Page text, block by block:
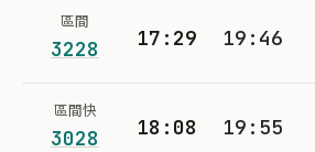
區間
3228 17:29 19:46
區間快
3028 18:08 19:55